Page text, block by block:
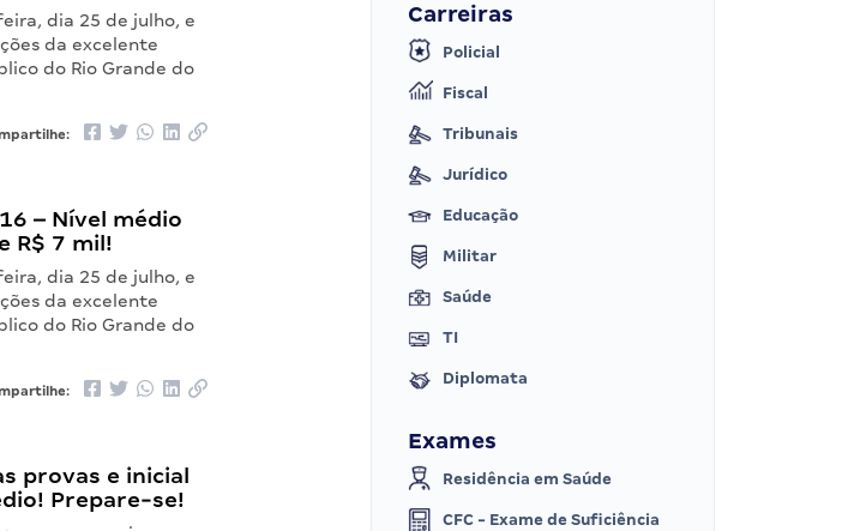
dia 25 de julho, e
da excelente
do Rio Grande do
– Nível médio
R$ 7 mil!
dia 25 de julho, e
da excelente
do Rio Grande do
provas e inicial
Prepare-se!
Carreiras
Policial
Fiscal
Tribunais
Jurídico
Educação
Militar
Saúde
TI
Diplomata
Exames
Residência em Saúde
CFC - Exame de Suficiência